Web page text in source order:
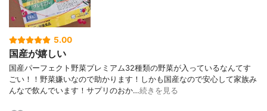
5.00
国産が嬉しい
国産パーフェクト野菜プレミアム32種類の野菜が入っているなんてす
ごい！！野菜嫌いなので助かります！しかも国産なので安心して家族み
んなで飲んでいます！サプリのおか…続きを見る